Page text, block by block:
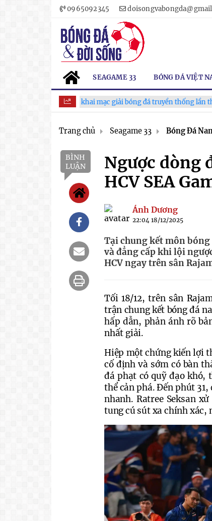
0965092345
SEAGAME 33 BÓNG ĐÁ VIỆT
tưng bừng khai mạc giải bóng đá truyền thống lần thứ VI
Trang chủ Seagame 33 Bóng Đá
BÌNH
LUẬN
Ngược dòng
HCV SEA
Ánh Dương
22:04 18/12/2025
Tại chung kết môn bóng
và đẳng cấp khi lội
HCV ngay trên sân
Tối 18/12, trên sân
trận chung kết bóng đá
hấp dẫn, phản ánh rõ
nhất giải.
Hiệp một chứng kiến lợi
cố định và sớm có bàn
đá phạt có quỹ đạo khó,
thể cản phá. Đến phút
nhanh. Ratree Seksan
tung cú sút xa chính xác,